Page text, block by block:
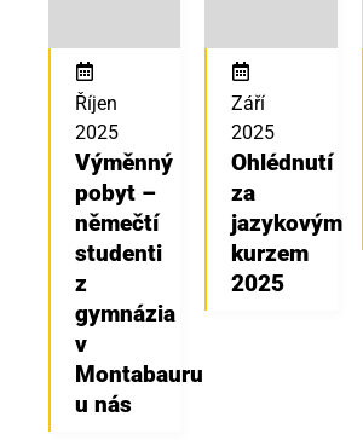
Říjen
2025
Výměnný
pobyt –
němečtí
studenti
z
gymnázia
v
Montabauru
u nás
Září
2025
Ohlédnutí
za
jazykovým
kurzem
2025